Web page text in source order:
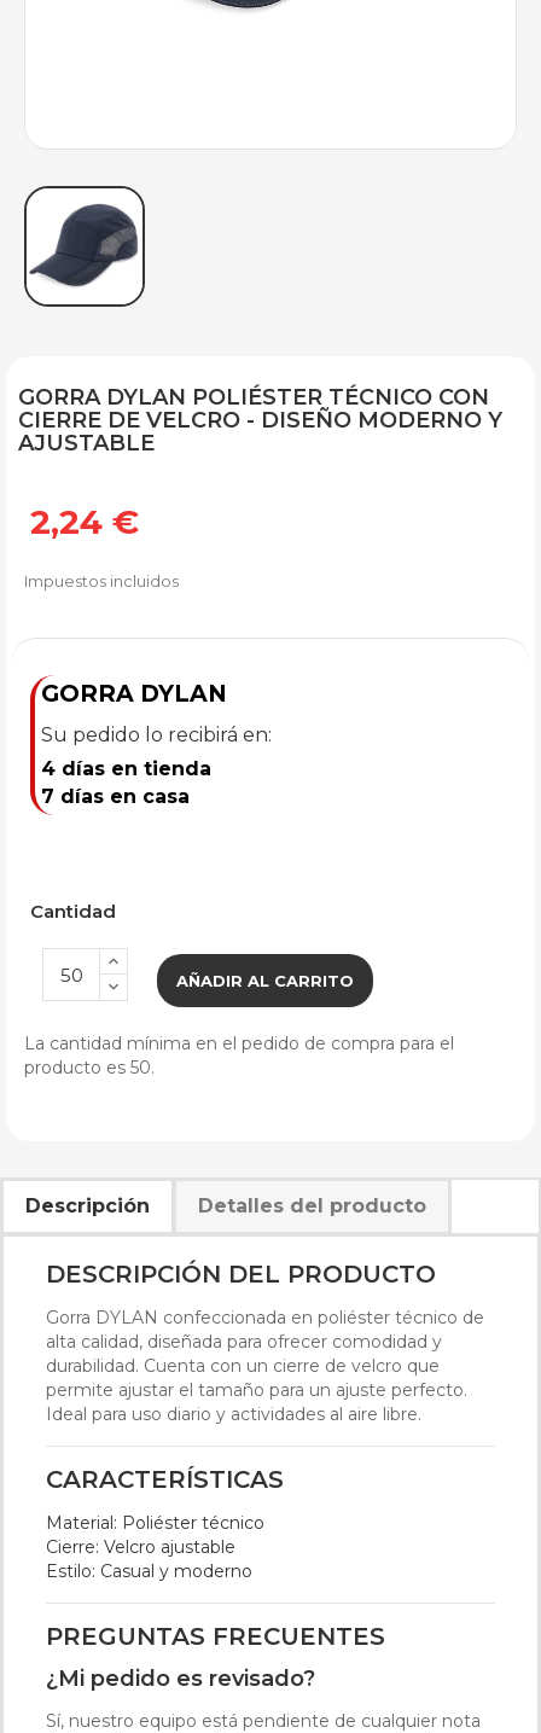
GORRA DYLAN POLIÉSTER TÉCNICO CON
CIERRE DE VELCRO - DISEÑO MODERNO Y
AJUSTABLE
2,24 €
Impuestos incluidos
GORRA DYLAN
Su pedido lo recibirá en:
4 días en tienda
7 días en casa
Cantidad
AÑADIR AL CARRITO
La cantidad mínima en el pedido de compra para el
producto es 50.
Descripción Detalles del producto
DESCRIPCIÓN DEL PRODUCTO
Gorra DYLAN confeccionada en poliéster técnico de
alta calidad, diseñada para ofrecer comodidad y
durabilidad. Cuenta con un cierre de velcro que
permite ajustar el tamaño para un ajuste perfecto.
Ideal para uso diario y actividades al aire libre.
CARACTERÍSTICAS
Material: Poliéster técnico
Cierre: Velcro ajustable
Estilo: Casual y moderno
PREGUNTAS FRECUENTES
¿Mi pedido es revisado?
Sí, nuestro equipo está pendiente de cualquier nota